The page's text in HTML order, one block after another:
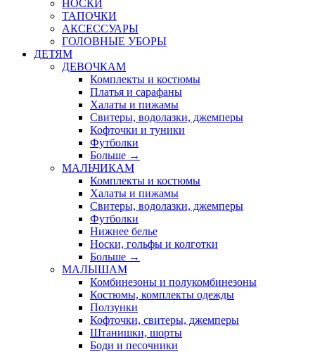
НОСКИ
ТАПОЧКИ
АКСЕССУАРЫ
ГОЛОВНЫЕ УБОРЫ
ДЕТЯМ
ДЕВОЧКАМ
Комплекты и костюмы
Платья и сарафаны
Халаты и пижамы
Свитеры, водолазки, джемперы
Кофточки и туники
Футболки
Больше →
МАЛЬЧИКАМ
Комплекты и костюмы
Халаты и пижамы
Свитеры, водолазки, джемперы
Футболки
Нижнее белье
Носки, гольфы и колготки
Больше →
МАЛЫШАМ
Комбинезоны и полукомбинезоны
Костюмы, комплекты одежды
Ползунки
Кофточки, свитеры, джемперы
Штанишки, шорты
Боди и песочники